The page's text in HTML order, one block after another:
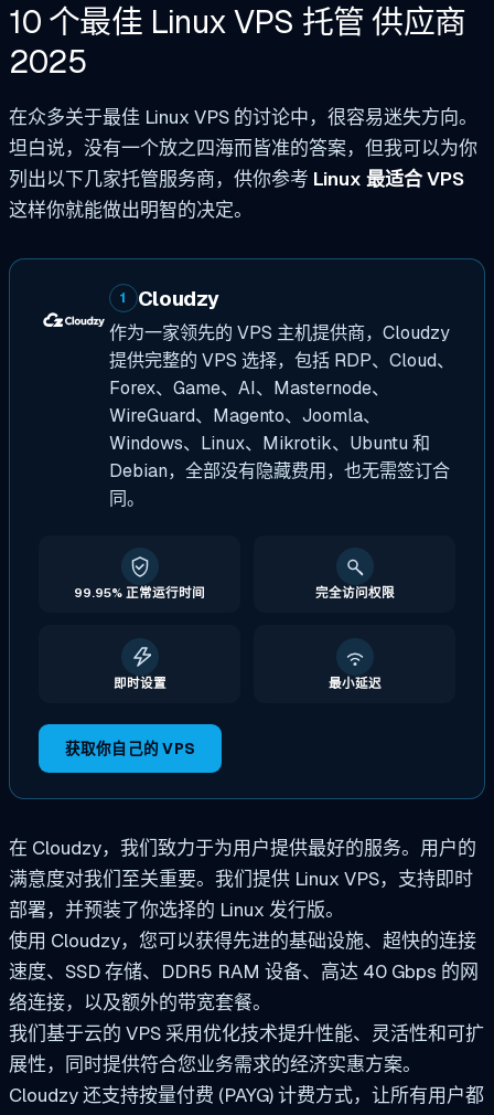
10 个最佳 Linux VPS 托管供应商
2025
在众多关于最佳 Linux VPS 的讨论中，很容易迷失方向。
坦白说，没有一个放之四海而皆准的答案，但我可以为你
列出以下几家托管服务商，供你参考 Linux 最适合 VPS
这样你就能做出明智的决定。
1 Cloudzy
作为一家领先的 VPS 主机提供商，Cloudzy
提供完整的 VPS 选择，包括 RDP、Cloud、
Forex、Game、AI、Masternode、
WireGuard、Magento、Joomla、
Windows、Linux、Mikrotik、Ubuntu 和
Debian，全部没有隐藏费用，也无需签订合
同。
99.95% 正常运行时间 完全访问权限
即时设置 最小延迟
获取你自己的 VPS
在 Cloudzy，我们致力于为用户提供最好的服务。用户的
满意度对我们至关重要。我们提供 Linux VPS，支持即时
部署，并预装了你选择的 Linux 发行版。
使用 Cloudzy，您可以获得先进的基础设施、超快的连接
速度、SSD 存储、DDR5 RAM 设备、高达 40 Gbps 的网
络连接，以及额外的带宽套餐。
我们基于云的 VPS 采用优化技术提升性能、灵活性和可扩
展性，同时提供符合您业务需求的经济实惠方案。
Cloudzy 还支持按量付费 (PAYG) 计费方式，让所有用户都